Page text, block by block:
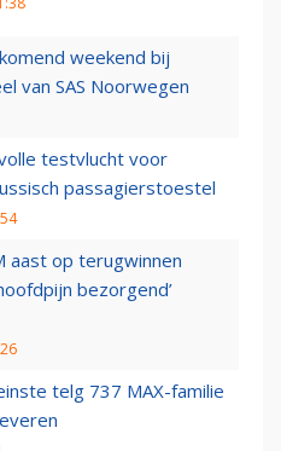
weekend bij
van SAS Noorwegen
testvlucht voor
passagierstoestel
aast op terugwinnen
bezorgend’
telg 737 MAX-familie